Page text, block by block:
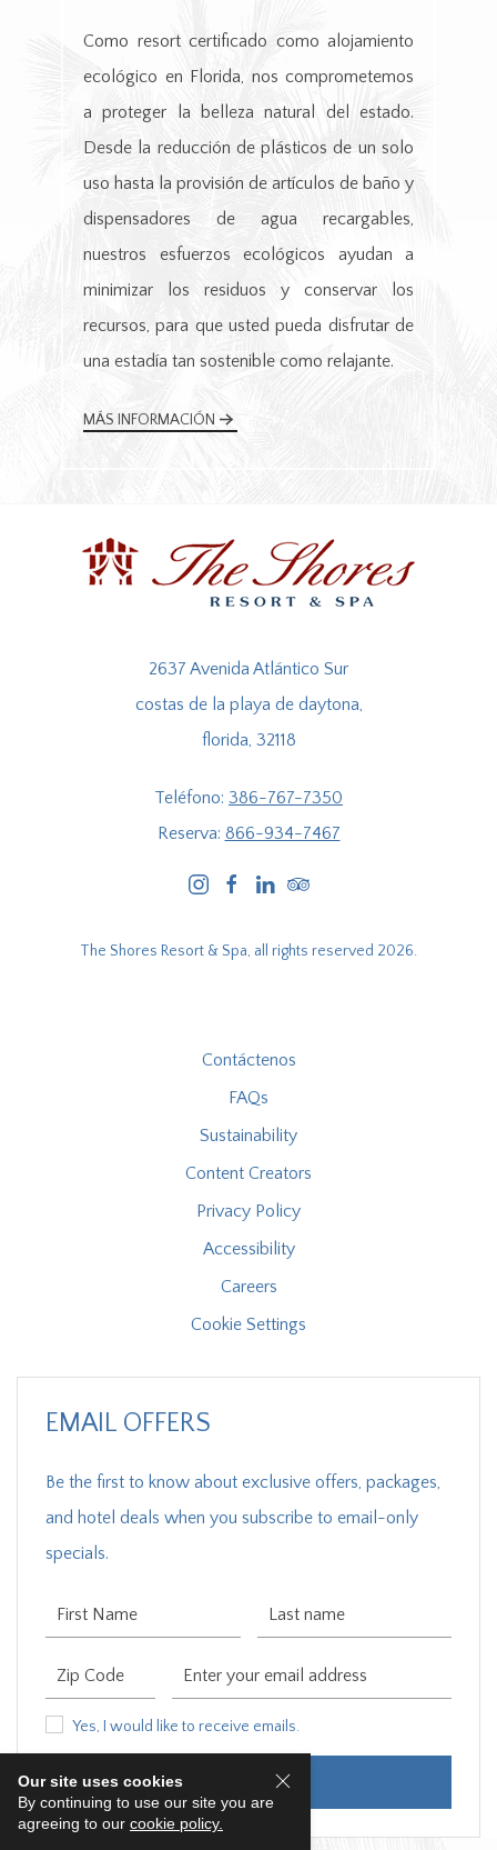
Como resort certificado como alojamiento
ecológico en Florida, nos comprometemos
a proteger la belleza natural del estado.
Desde la reducción de plásticos de un solo
uso hasta la provisión de artículos de baño y
dispensadores de agua recargables,
nuestros esfuerzos ecológicos ayudan a
minimizar los residuos y conservar los
recursos, para que usted pueda disfrutar de
una estadía tan sostenible como relajante.
MÁS INFORMACIÓN
2637 Avenida Atlántico Sur
costas de la playa de daytona,
florida, 32118
Teléfono: 386-767-7350
Reserva: 866-934-7467
instagramfacebooklinkedintripadvisor
The Shores Resort & Spa, all rights reserved 2026.
Contáctenos
FAQs
Sustainability
Content Creators
Privacy Policy
Accessibility
Careers
Cookie Settings
EMAIL OFFERS
Be the first to know about exclusive offers, packages,
and hotel deals when you subscribe to email-only
specials.
First Name Last Name
Zip Code Email Address
Yes, I would like to receive emails.
Yes, I would like to receive emails.
SUBMIT
Our site uses cookies
By continuing to use our site you are
agreeing to our cookie policy.